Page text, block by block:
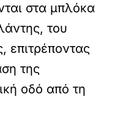
στα μπλόκα
του
επιτρέποντας
της
οδό από τη